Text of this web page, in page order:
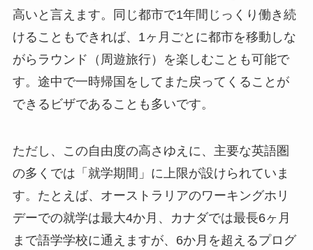
高いと言えます。同じ都市で1年間じっくり働き続
けることもできれば、1ヶ月ごとに都市を移動しな
がらラウンド（周遊旅行）を楽しむことも可能で
す。途中で一時帰国をしてまた戻ってくることが
できるビザであることも多いです。
ただし、この自由度の高さゆえに、主要な英語圏
の多くでは「就学期間」に上限が設けられていま
す。たとえば、オーストラリアのワーキングホリ
デーでの就学は最大4か月、カナダでは最長6ヶ月
まで語学学校に通えますが、6か月を超えるプログ